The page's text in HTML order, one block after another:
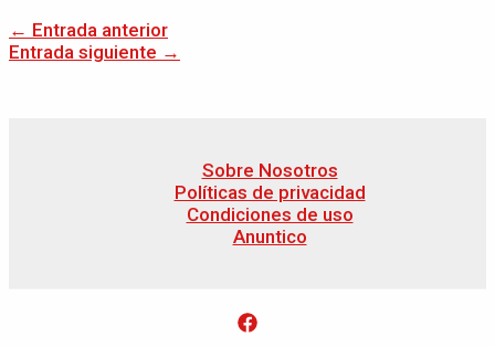
← Entrada anterior
Entrada siguiente →
Sobre Nosotros
Políticas de privacidad
Condiciones de uso
Anuntico